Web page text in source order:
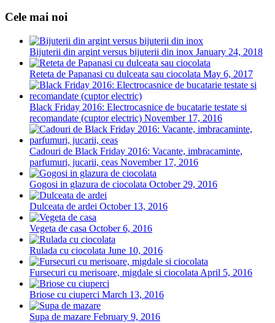
Cele mai noi
Bijuterii din argint versus bijuterii din inox January 24, 2018
Reteta de Papanasi cu dulceata sau ciocolata May 6, 2017
Black Friday 2016: Electrocasnice de bucatarie testate si
recomandate (cuptor electric) November 17, 2016
Cadouri de Black Friday 2016: Vacante, imbracaminte,
parfumuri, jucarii, ceas November 17, 2016
Gogosi in glazura de ciocolata October 29, 2016
Dulceata de ardei October 13, 2016
Vegeta de casa October 6, 2016
Rulada cu ciocolata June 10, 2016
Fursecuri cu merisoare, migdale si ciocolata April 5, 2016
Briose cu ciuperci March 13, 2016
Supa de mazare February 9, 2016